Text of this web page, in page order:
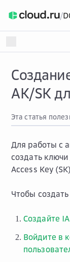
/
AK/SK
Эта статья
Для работы с
создать
Access Key
Чтобы
Создайте
Войдите в